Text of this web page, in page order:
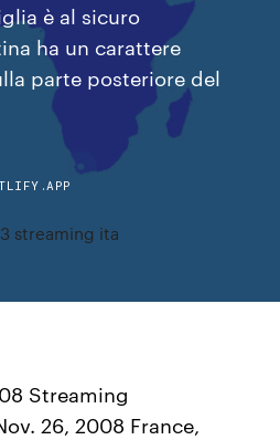
è al sicuro
ha un carattere
parte posteriore del
streaming ita
Streaming
26, 2008 France,